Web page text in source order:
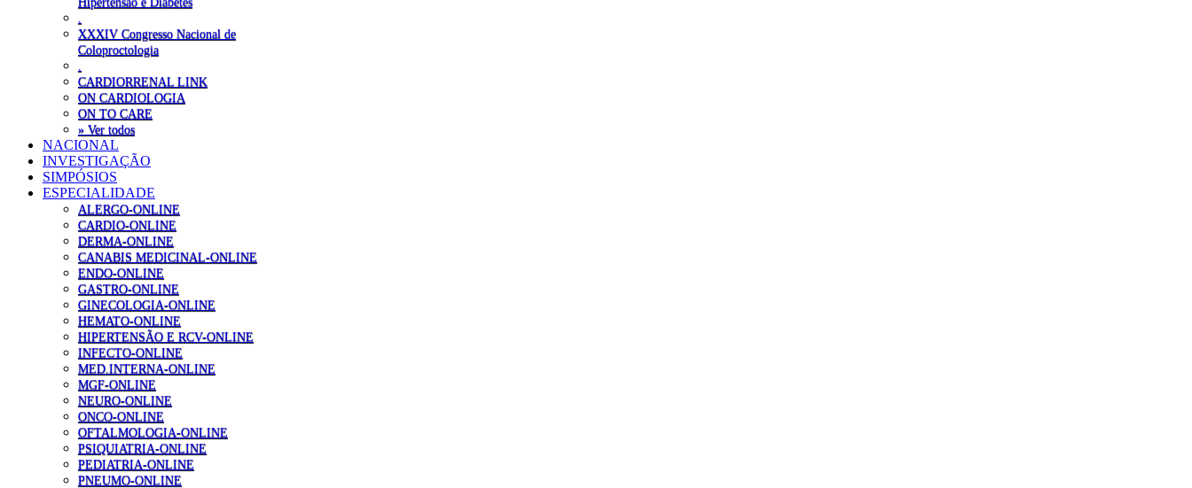
XXXIV Congresso Nacional de
Coloproctologia
CARDIORRENAL LINK
ON CARDIOLOGIA
ON TO CARE
» Ver todos
NACIONAL
INVESTIGAÇÃO
SIMPÓSIOS
ESPECIALIDADE
ALERGO-ONLINE
CARDIO-ONLINE
DERMA-ONLINE
CANABIS MEDICINAL-ONLINE
ENDO-ONLINE
GASTRO-ONLINE
GINECOLOGIA-ONLINE
HEMATO-ONLINE
HIPERTENSÃO E RCV-ONLINE
INFECTO-ONLINE
MED.INTERNA-ONLINE
MGF-ONLINE
NEURO-ONLINE
ONCO-ONLINE
OFTALMOLOGIA-ONLINE
PSIQUIATRIA-ONLINE
PEDIATRIA-ONLINE
PNEUMO-ONLINE